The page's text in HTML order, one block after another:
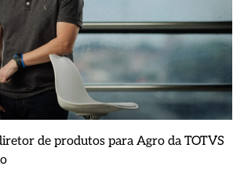
de produtos para Agro da TOTVS